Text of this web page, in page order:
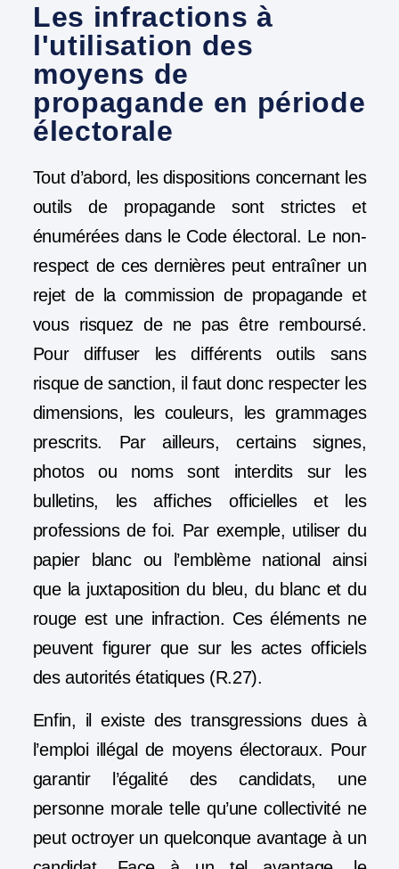
Les infractions à
l'utilisation des
moyens de
propagande en période
électorale
Tout d’abord, les dispositions concernant les
outils de propagande sont strictes et
énumérées dans le Code électoral. Le non-
respect de ces dernières peut entraîner un
rejet de la commission de propagandeet
vous risquez de ne pas être remboursé.
Pour diffuser les différents outils sans
risque de sanction, il faut donc respecter les
dimensions, les couleurs, les grammages
prescrits. Par ailleurs, certains signes,
photos ou noms sont interdits sur les
bulletins, les affiches officielles et les
professions de foi. Par exemple, utiliser du
papier blanc ou l’emblème national
ainsi
que la juxtaposition du bleu, du blanc et du
rouge est une infraction. Ces éléments ne
peuvent figurer que sur les actes officiels
des autorités étatiques (R.27).
Enfin, il existe des transgressions dues à
l’emploi illégal de moyens électoraux. Pour
garantir l’égalité des candidats, une
personne morale telle qu’une collectivité ne
peut octroyer un quelconqueavantageà un